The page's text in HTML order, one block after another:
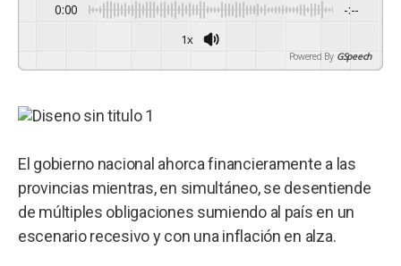
0:00 -:--
1x
Powered By GSpeech
El gobierno nacional ahorca financieramente a las
provincias mientras, en simultáneo, se desentiende
de múltiples obligaciones sumiendo al país en un
escenario recesivo y con una inflación en alza.